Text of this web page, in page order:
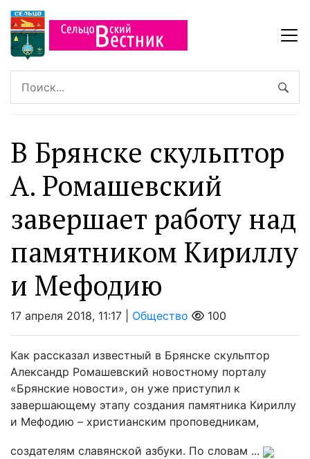
В Брянске скульптор
А. Ромашевский
завершает работу над
памятником Кириллу
и Мефодию
17 апреля 2018, 11:17 | Общество 100
Как рассказал известный в Брянске скульптор
Александр Ромашевский новостному порталу
«Брянские новости», он уже приступил к
завершающему этапу создания памятника Кириллу
и Мефодию – христианским проповедникам,
создателям славянской азбуки. По словам ...